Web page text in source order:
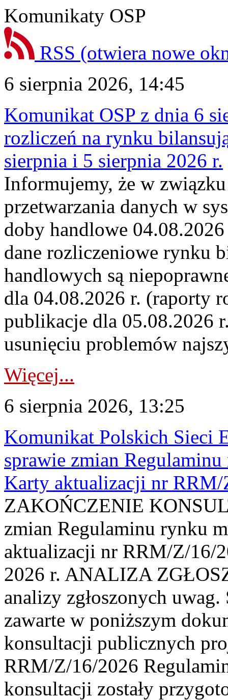
Komunikaty OSP
RSS (otwiera nowe
6 sierpnia 2026, 14:45
Komunikat OSP z dnia 6
rozliczeń na rynku
sierpnia i 5 sierpnia 2026 r.
Informujemy, że w
przetwarzania danych w
doby handlowe
dane rozliczeniowe rynku
handlowych są
dla 04.08.2026 r. (raporty
publikacje dla 05.08.2026
usunięciu problemów
Więcej...
6 sierpnia 2026, 13:25
Komunikat Polskich Sieci
sprawie zmian
Karty aktualizacji nr
ZAKOŃCZENIE
zmian Regulaminu rynku
aktualizacji nr RRM/Z/16/
2026 r. ANALIZA
analizy zgłoszonych
zawarte w poniższym
konsultacji publicznych
RRM/Z/16/2026
konsultacji zostały